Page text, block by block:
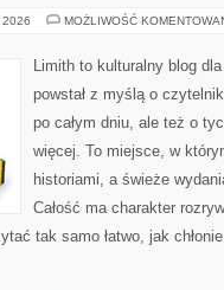
2026 MOŻLIWOŚĆ
Limith to kulturalny blog
powstał z myślą o
po całym dniu, ale też o
więcej. To miejsce, w
historiami, a świeże
Całość ma charakter
tak samo łatwo, jak